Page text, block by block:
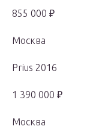
855 000 ₽
Москва
Prius 2016
1 390 000 ₽
Москва